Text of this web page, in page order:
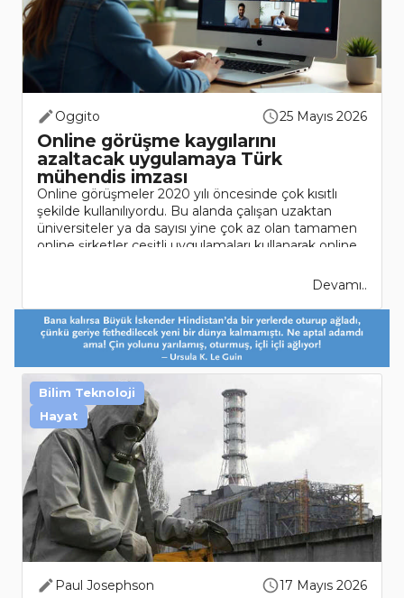
Oggito 25 Mayıs 2026
Online görüşme kaygılarını
azaltacak uygulamaya Türk
mühendis imzası
Online görüşmeler 2020 yılı öncesinde çok kısıtlı
şekilde kullanılıyordu. Bu alanda çalışan uzaktan
üniversiteler ya da sayısı yine çok az olan tamamen
online şirketler çeşitli uygulamaları kullanarak online
Devamı..
Paul Josephson 17 Mayıs 2026
Bilim Teknoloji
Hayat